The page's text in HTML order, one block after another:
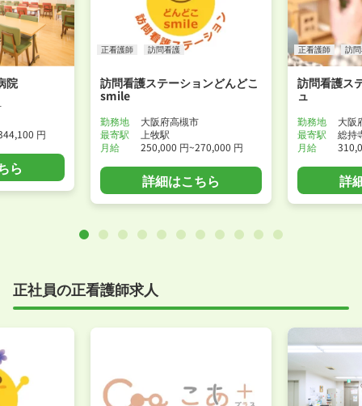
院
円
ら
正看護師 訪問看護
訪問看護ステーションどんどこ
smile
勤務地
大阪府高槻市
最寄駅
上牧駅
月給
250,000 円~270,000 円
詳細はこちら
正看護師 訪
訪問看護ス
ュ
勤務地
大阪
最寄駅
総持
月給
詳
正社員の正看護師求人